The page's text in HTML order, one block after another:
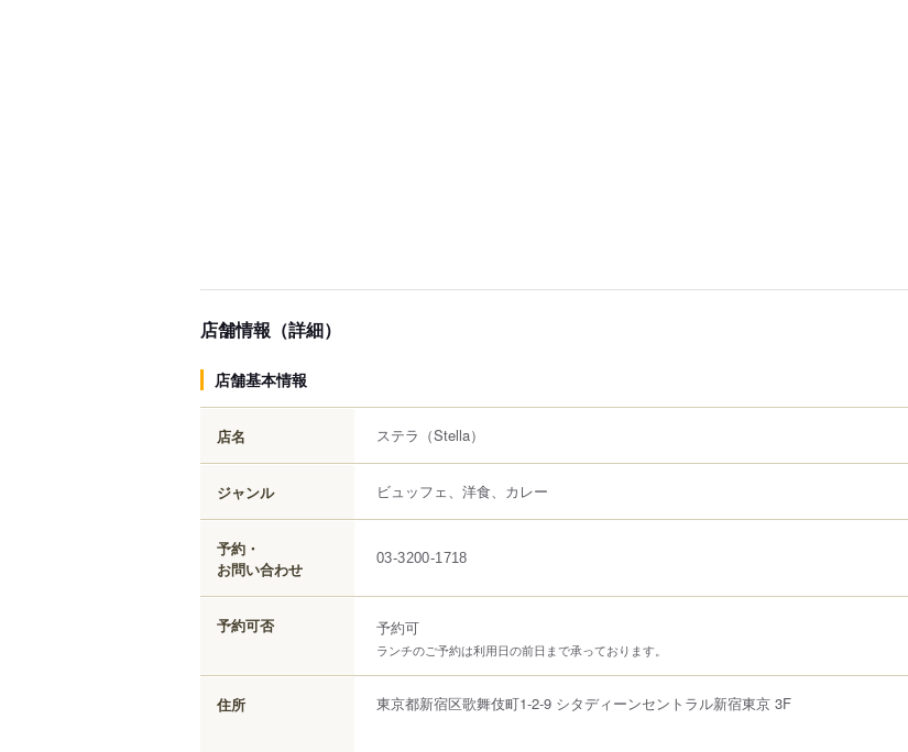
店舗情報（詳細）
店舗基本情報
店名 ステラ （Stella）
ジャンル ビュッフェ、洋食、カレー
予約・
お問い合わせ
03-3200-1718
予約可否 予約可
ランチのご予約は利用日の前日まで承っております。
住所 東京都新宿区歌舞伎町1-2-9 シタディーンセントラル新宿東京 3F